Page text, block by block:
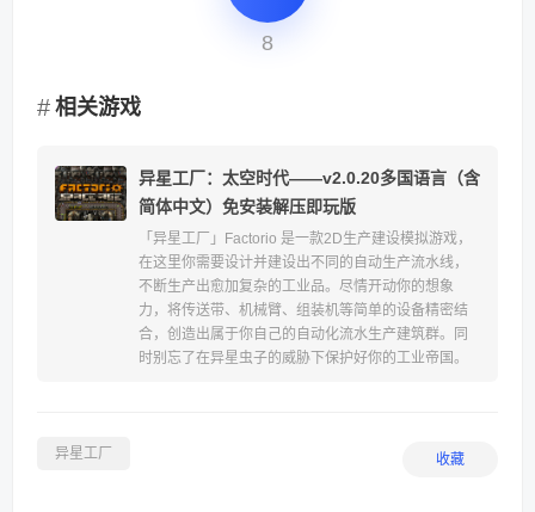
8
相关游戏
异星工厂：太空时代——v2.0.20多国语言（含
简体中文）免安装解压即玩版
「异星工厂」Factorio 是一款2D生产建设模拟游戏，
在这里你需要设计并建设出不同的自动生产流水线，
不断生产出愈加复杂的工业品。尽情开动你的想象
力，将传送带、机械臂、组装机等简单的设备精密结
合，创造出属于你自己的自动化流水生产建筑群。同
时别忘了在异星虫子的威胁下保护好你的工业帝国。
异星工厂 收藏